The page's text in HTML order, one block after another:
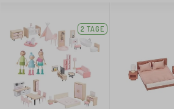
2 TAGE